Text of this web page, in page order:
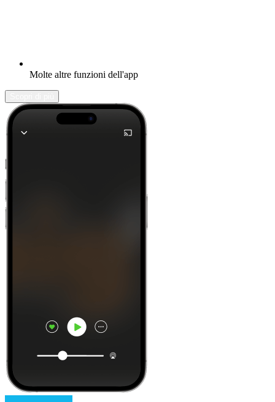
Molte altre funzioni dell'app